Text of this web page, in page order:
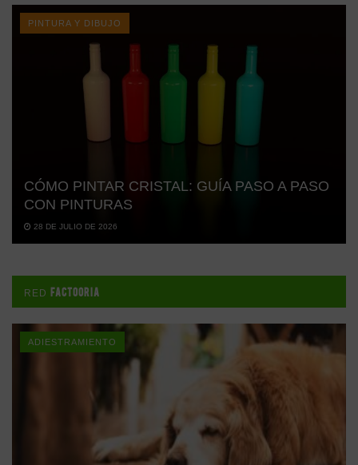
PINTURA Y DIBUJO
CÓMO PINTAR CRISTAL: GUÍA PASO A PASO
CON PINTURAS
28 DE JULIO DE 2026
RED FACTOORIA
ADIESTRAMIENTO